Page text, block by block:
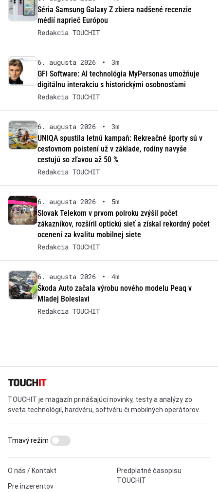
Séria Samsung Galaxy Z zbiera nadšené recenzie
médií naprieč Európou
Redakcia TOUCHIT
6. augusta 2026 •
3m
GFI Software: AI technológia MyPersonas umožňuje
digitálnu interakciu s historickými osobnosťami
Redakcia TOUCHIT
6. augusta 2026 •
3m
UNIQA spustila letnú kampaň: Rekreačné športy sú v
cestovnom poistení už v základe, rodiny navyše
cestujú so zľavou až 50 %
Redakcia TOUCHIT
6. augusta 2026 •
5m
Slovak Telekom v prvom polroku zvýšil počet
zákazníkov, rozšíril optickú sieť a získal rekordný počet
ocenení za kvalitu mobilnej siete
Redakcia TOUCHIT
6. augusta 2026 •
4m
Škoda Auto začala výrobu nového modelu Peaq v
Mladej Boleslavi
Redakcia TOUCHIT
TOUCHIT je magazín prinášajúci novinky, testy a analýzy zo
sveta technológií, hardvéru, softvéru či mobilných operátorov.
O nás / Kontakt
Pre inzerentov
Predplatné časopisu
TOUCHIT
Tmavý režim